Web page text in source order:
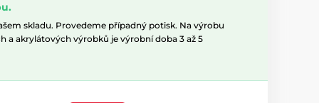
skladu. Provedeme případný potisk. Na výrobu
a akrylátových výrobků je výrobní doba 3 až 5